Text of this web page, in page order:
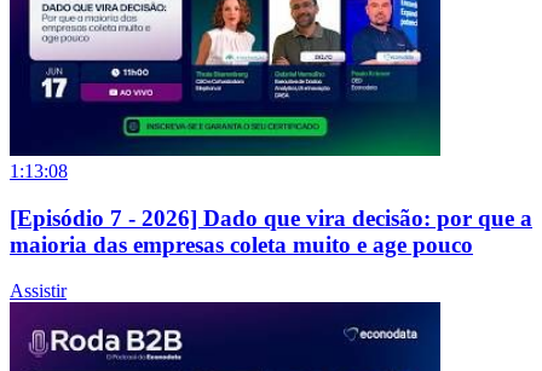
1:13:08
[Episódio 7 - 2026] Dado que vira decisão: por que a
maioria das empresas coleta muito e age pouco
Assistir